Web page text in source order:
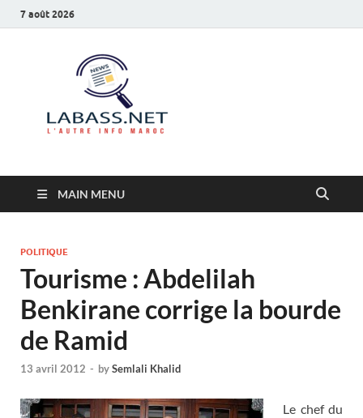
7 août 2026
MAIN MENU
POLITIQUE
Tourisme : Abdelilah
Benkirane corrige la bourde
de Ramid
13 avril 2012 - bySemlali Khalid
Le chef du